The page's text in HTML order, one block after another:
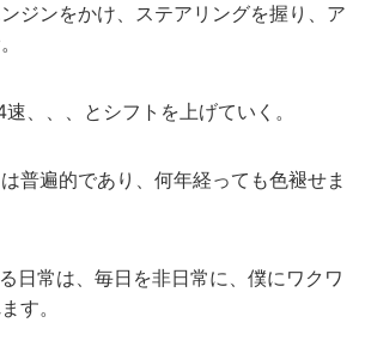
ジンをかけ、ステアリングを握り、ア
、、、とシフトを上げていく。
普遍的であり、何年経っても色褪せま
日常は、毎日を非日常に、僕にワクワ
す。